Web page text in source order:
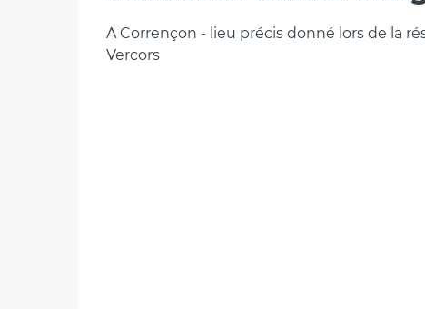
A Corrençon - lieu précis donné lors de la
Vercors